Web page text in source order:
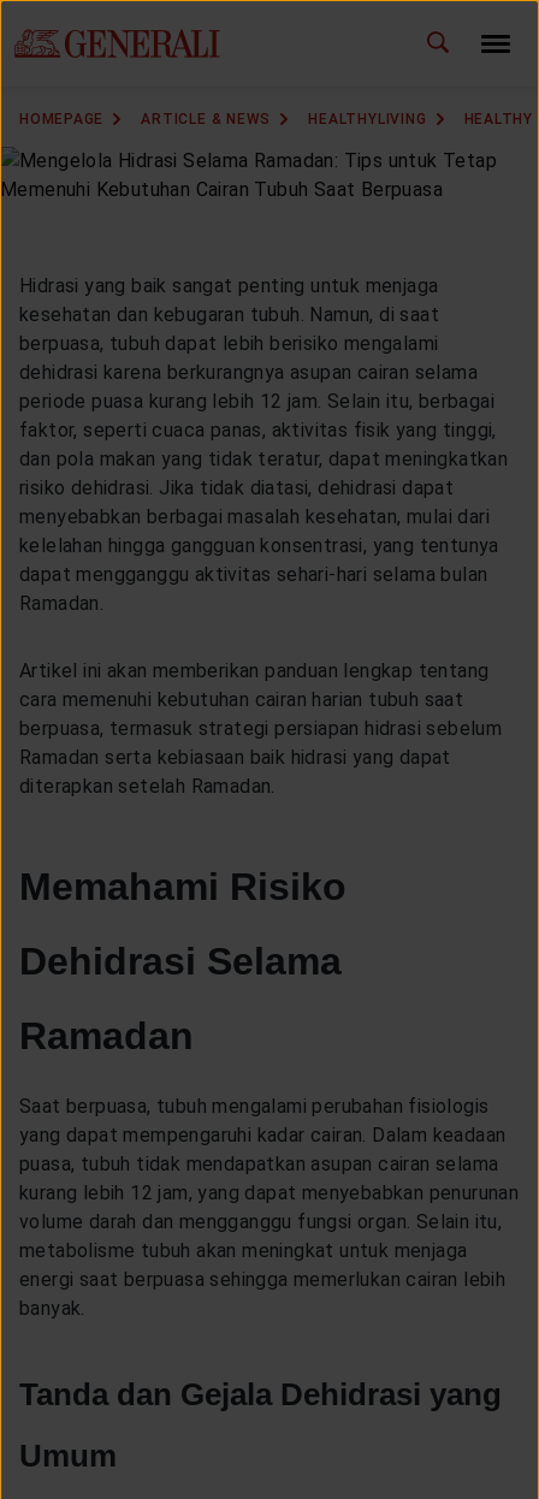
HOMEPAGE ARTICLE & NEWS HEALTHYLIVING HEALTHY
Hidrasi yang baik sangat penting untuk menjaga
kesehatan dan kebugaran tubuh. Namun, di saat
berpuasa, tubuh dapat lebih berisiko mengalami
dehidrasi karena berkurangnya asupan cairan selama
periode puasa kurang lebih 12 jam. Selain itu, berbagai
faktor, seperti cuaca panas, aktivitas fisik yang tinggi,
dan pola makan yang tidak teratur, dapat meningkatkan
risiko dehidrasi. Jika tidak diatasi, dehidrasi dapat
menyebabkan berbagai masalah kesehatan, mulai dari
kelelahan hingga gangguan konsentrasi, yang tentunya
dapat mengganggu aktivitas sehari-hari selama bulan
Ramadan.
Artikel ini akan memberikan panduan lengkap tentang
cara memenuhi kebutuhan cairan harian tubuh saat
berpuasa, termasuk strategi persiapan hidrasi sebelum
Ramadan serta kebiasaan baik hidrasi yang dapat
diterapkan setelah Ramadan.
Memahami Risiko
Dehidrasi Selama
Ramadan
Saat berpuasa, tubuh mengalami perubahan fisiologis
yang dapat mempengaruhi kadar cairan. Dalam keadaan
puasa, tubuh tidak mendapatkan asupan cairan selama
kurang lebih 12 jam, yang dapat menyebabkan penurunan
volume darah dan mengganggu fungsi organ. Selain itu,
metabolisme tubuh akan meningkat untuk menjaga
energi saat berpuasa sehingga memerlukan cairan lebih
banyak.
Tanda dan Gejala Dehidrasi yang
Umum
CHANGE LANGUAGE ID EN
MARKETING OFFICE
INSURANCE DICTIONARY
OUR SOLUTION
CUSTOMER SERVICE
EVENTS
KEAGENAN